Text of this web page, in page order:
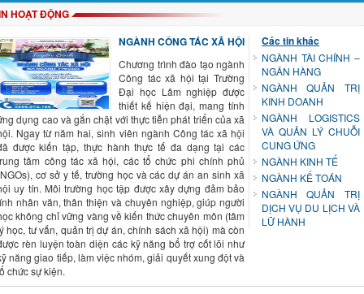
HOẠT ĐỘNG
NGÀNH CÔNG TÁC XÃ HỘI
Chương trình đào tạo ngành
Công tác xã hội tại Trường
Đại học Lâm nghiệp được
thiết kế hiện đại, mang tính
dụng cao và gắn chặt với thực tiễn phát triển của xã
Ngay từ năm hai, sinh viên ngành Công tác xã hội
được kiến tập, thực hành thực tế đa dạng tại các
tâm công tác xã hội, các tổ chức phi chính phủ
cơ sở y tế, trường học và các dự án an sinh xã
uy tín. Môi trường học tập được xây dựng đảm bảo
nhân văn, thân thiện và chuyên nghiệp, giúp người
không chỉ vững vàng về kiến thức chuyên môn (tâm
học, tư vấn, quản trị dự án, chính sách xã hội) mà còn
rèn luyện toàn diện các kỹ năng bổ trợ cốt lõi như
năng giao tiếp, làm việc nhóm, giải quyết xung đột và
chức sự kiện.
Các tin khác
NGÀNH TÀI CHÍNH –
NGÂN HÀNG
NGÀNH QUẢN TRỊ
KINH DOANH
NGÀNH LOGISTICS
VÀ QUẢN LÝ CHUỖI
CUNG ỨNG
NGÀNH KINH TẾ
NGÀNH KẾ TOÁN
NGÀNH QUẢN TRỊ
DỊCH VỤ DU LỊCH VÀ
LỮ HÀNH